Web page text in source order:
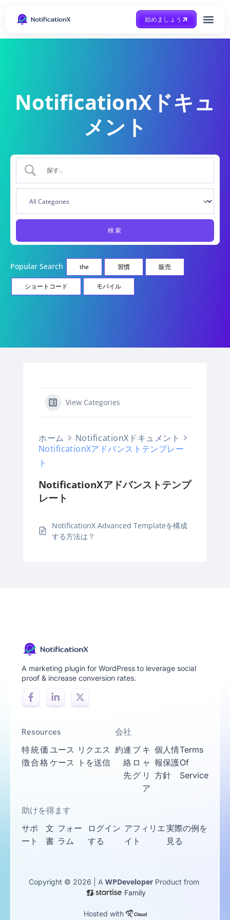
始めましょう
NotificationXドキュ
メント
Popular Search the 習慣 販売
ショートコード モバイル
View Categories
ホーム
NotificationXドキュメント
NotificationXアドバンストテンプレー
ト
NotificationXアドバンストテンプ
レート
NotificationX Advanced Templateを構成
する方法は？
A marketing plugin for WordPress to leverage social
proof & increase conversion rates.
Resources
特
徴
統
合
価
格
ユース
ケース
リクエス
トを送信
会社
約連
絡
先
ブ
ロ
グ
キ
ャ
リ
ア
個人情
報保護
方針
Terms
Of
Service
助けを得ます
サポ
ート
文
書
フォー
ラム
ログイン
する
アフィリエ
イト
実際の例を
見る
Copyright © 2026 | A WPDeveloper Product from
Family
Hosted with